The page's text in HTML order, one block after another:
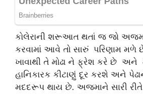
કોલેરાની શરૂઆત થતાં જ જો
કરવામાં આવે તો સારું પરિણામ મળે
ખાવાથી તે મોઢા ને ફ્રેશ કરે છે અને
હાનિકારક કીટાણું દૂર કરશે અને
મદદરૂપ થાય છે. અજમાને સારી રીતે